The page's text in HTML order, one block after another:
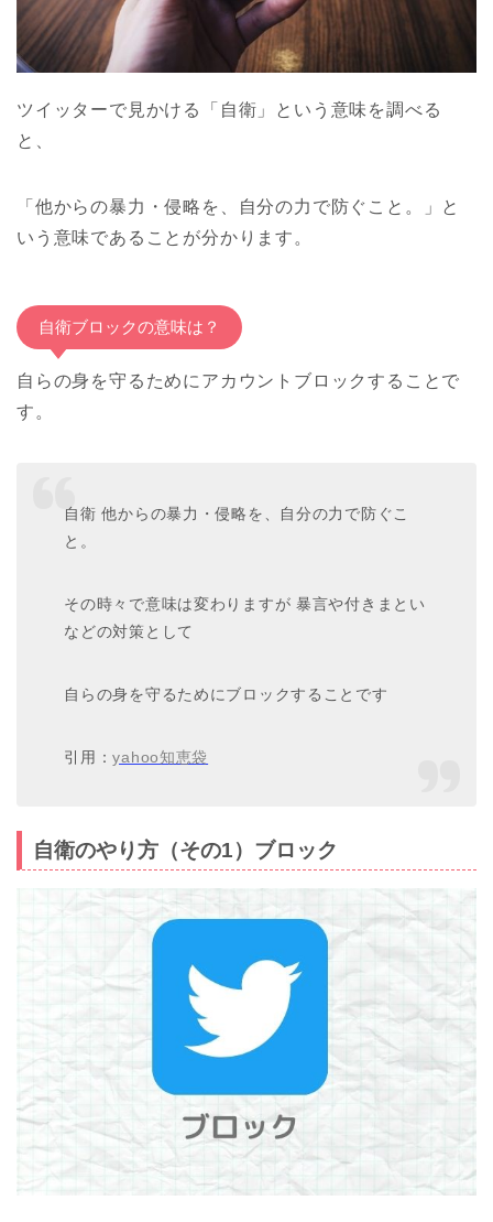
ツイッターで見かける「自衛」という意味を調べる
と、
「他からの暴力・侵略を、自分の力で防ぐこと。」と
いう意味であることが分かります。
自衛ブロックの意味は？
自らの身を守るためにアカウントブロックすることで
す。
自衛 他からの暴力・侵略を、自分の力で防ぐこ
と。
その時々で意味は変わりますが 暴言や付きまとい
などの対策として
自らの身を守るためにブロックすることです
引用：yahoo知恵袋
自衛のやり方（その1）ブロック